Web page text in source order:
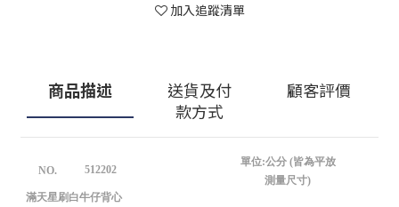
加入追蹤清單
商品描述
送貨及付
款方式
顧客評價
NO. 512202
單位:公分 (皆為平放
測量尺寸)
滿天星刷白牛仔背心